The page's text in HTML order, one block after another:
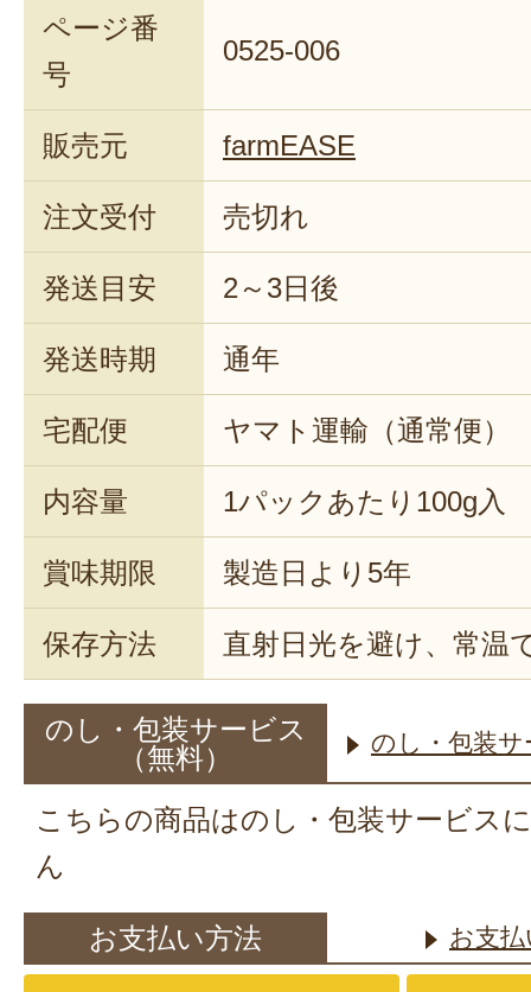
ページ番
号
0525-006
販売元 farmEASE
注文受付 売切れ
発送目安 2～3日後
発送時期 通年
宅配便 ヤマト運輸（通常便）
内容量 1パックあたり100g入
賞味期限 製造日より5年
保存方法 直射日光を避け、常温
のし・包装サービス
（無料）
のし・包装
こちらの商品はのし・包装サービス
ん
お支払い方法 お支